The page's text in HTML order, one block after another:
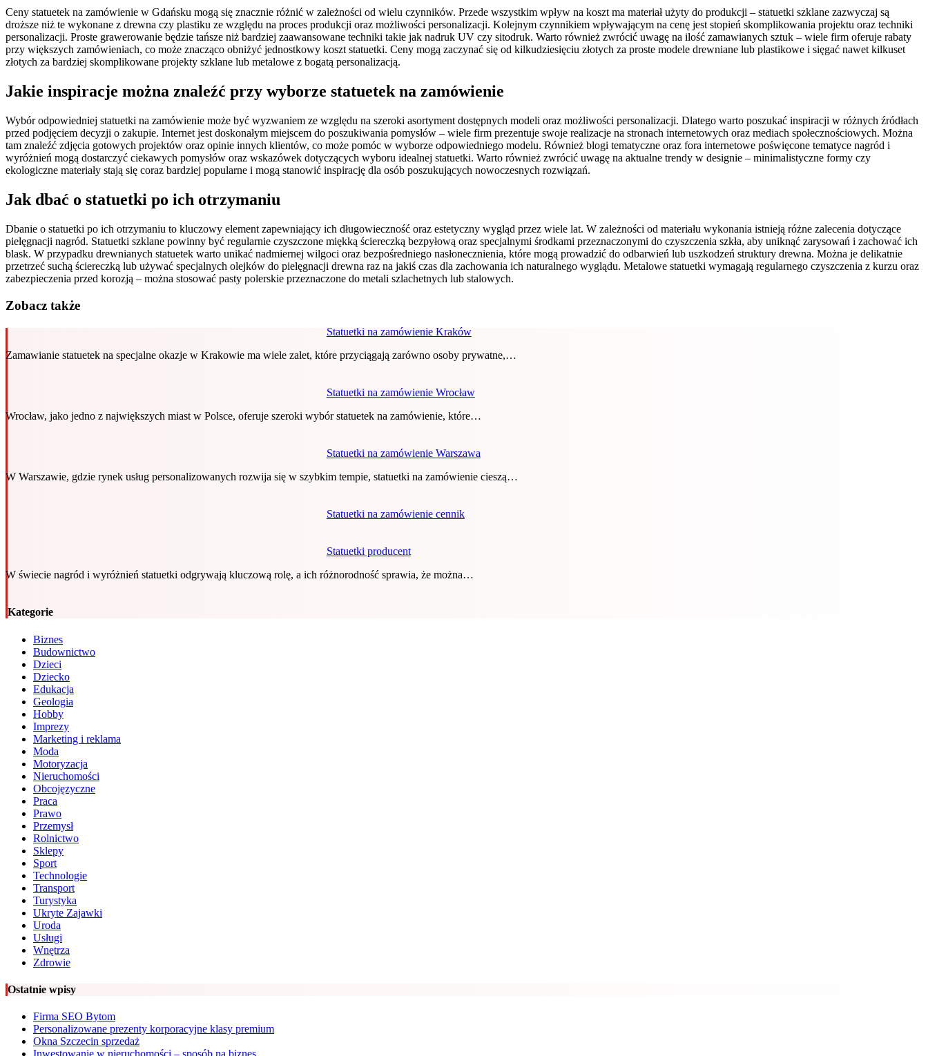
Ceny statuetek na zamówienie w Gdańsku mogą się znacznie różnić w zależności od wielu czynników. Przede wszystkim wpływ na koszt ma materiał użyty do produkcji – statuetki szklane zazwyczaj są
droższe niż te wykonane z drewna czy plastiku ze względu na proces produkcji oraz możliwości personalizacji. Kolejnym czynnikiem wpływającym na cenę jest stopień skomplikowania projektu oraz techniki
personalizacji. Proste grawerowanie będzie tańsze niż bardziej zaawansowane techniki takie jak nadruk UV czy sitodruk. Warto również zwrócić uwagę na ilość zamawianych sztuk – wiele firm oferuje rabaty
przy większych zamówieniach, co może znacząco obniżyć jednostkowy koszt statuetki. Ceny mogą zaczynać się od kilkudziesięciu złotych za proste modele drewniane lub plastikowe i sięgać nawet kilkuset
złotych za bardziej skomplikowane projekty szklane lub metalowe z bogatą personalizacją.
Jakie inspiracje można znaleźć przy wyborze statuetek na zamówienie
Wybór odpowiedniej statuetki na zamówienie może być wyzwaniem ze względu na szeroki asortyment dostępnych modeli oraz możliwości personalizacji. Dlatego warto poszukać inspiracji w różnych źródłach
przed podjęciem decyzji o zakupie. Internet jest doskonałym miejscem do poszukiwania pomysłów – wiele firm prezentuje swoje realizacje na stronach internetowych oraz mediach społecznościowych. Można
tam znaleźć zdjęcia gotowych projektów oraz opinie innych klientów, co może pomóc w wyborze odpowiedniego modelu. Również blogi tematyczne oraz fora internetowe poświęcone tematyce nagród i
wyróżnień mogą dostarczyć ciekawych pomysłów oraz wskazówek dotyczących wyboru idealnej statuetki. Warto również zwrócić uwagę na aktualne trendy w designie – minimalistyczne formy czy
ekologiczne materiały stają się coraz bardziej popularne i mogą stanowić inspirację dla osób poszukujących nowoczesnych rozwiązań.
Jak dbać o statuetki po ich otrzymaniu
Dbanie o statuetki po ich otrzymaniu to kluczowy element zapewniający ich długowieczność oraz estetyczny wygląd przez wiele lat. W zależności od materiału wykonania istnieją różne zalecenia dotyczące
pielęgnacji nagród. Statuetki szklane powinny być regularnie czyszczone miękką ściereczką bezpyłową oraz specjalnymi środkami przeznaczonymi do czyszczenia szkła, aby uniknąć zarysowań i zachować ich
blask. W przypadku drewnianych statuetek warto unikać nadmiernej wilgoci oraz bezpośredniego nasłonecznienia, które mogą prowadzić do odbarwień lub uszkodzeń struktury drewna. Można je delikatnie
przetrzeć suchą ściereczką lub używać specjalnych olejków do pielęgnacji drewna raz na jakiś czas dla zachowania ich naturalnego wyglądu. Metalowe statuetki wymagają regularnego czyszczenia z kurzu oraz
zabezpieczenia przed korozją – można stosować pasty polerskie przeznaczone do metali szlachetnych lub stalowych.
Zobacz także
Statuetki na zamówienie Kraków
Zamawianie statuetek na specjalne okazje w Krakowie ma wiele zalet, które przyciągają zarówno osoby prywatne,…
Statuetki na zamówienie Wrocław
Wrocław, jako jedno z największych miast w Polsce, oferuje szeroki wybór statuetek na zamówienie, które…
Statuetki na zamówienie Warszawa
W Warszawie, gdzie rynek usług personalizowanych rozwija się w szybkim tempie, statuetki na zamówienie cieszą…
Statuetki na zamówienie cennik
Statuetki producent
W świecie nagród i wyróżnień statuetki odgrywają kluczową rolę, a ich różnorodność sprawia, że można…
Kategorie
Biznes
Budownictwo
Dzieci
Dziecko
Edukacja
Geologia
Hobby
Imprezy
Marketing i reklama
Moda
Motoryzacja
Nieruchomości
Obcojęzyczne
Praca
Prawo
Przemysł
Rolnictwo
Sklepy
Sport
Technologie
Transport
Turystyka
Ukryte Zajawki
Uroda
Usługi
Wnętrza
Zdrowie
Ostatnie wpisy
Firma SEO Bytom
Personalizowane prezenty korporacyjne klasy premium
Okna Szczecin sprzedaż
Inwestowanie w nieruchomości – sposób na biznes